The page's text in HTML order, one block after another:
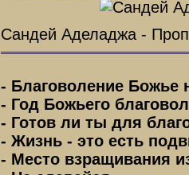
Сандей Аделаджа -
- Благоволение Божье
- Год Божьего
- Готов ли ты для
- Жизнь - это есть
- Место взращивания